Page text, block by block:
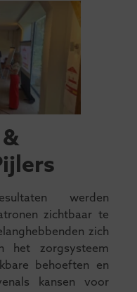
werden
zichtbaar te
zich
het zorgsysteem
behoeften en
kansen voor